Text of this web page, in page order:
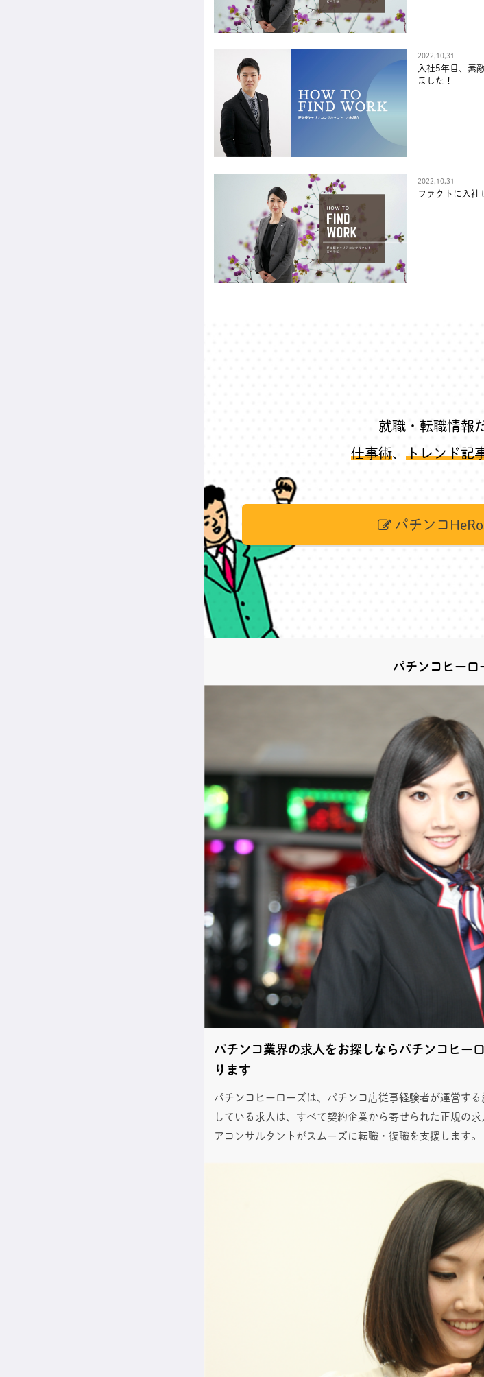
2022,10,31
入社5年目、素
ました！
2022,10,31
ファクトに入社
就職・転職情報
仕事術、 トレンド記
パチンコ
パチンコヒーロ
パチンコ業界の求人をお探しならパチンコヒー
ります
パチンコヒーローズは、パチンコ店従事経験者が運営す
している求人は、すべて契約企業から寄せられた正規の
アコンサルタントがスムーズに転職・復職を支援します。